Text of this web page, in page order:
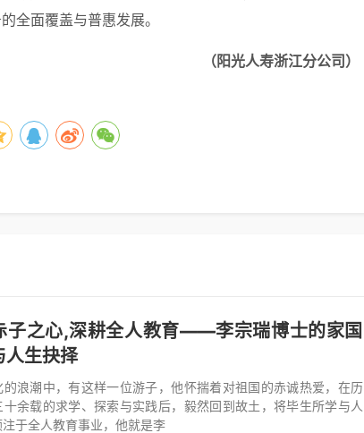
全面覆盖与普惠发展。
（阳光人寿浙江分公司）
子之心,深耕全人教育——李宗瑞博士的家国
人生抉择
的浪潮中，有这样一位游子，他怀揣着对祖国的赤诚热爱，在历
十余载的求学、探索与实践后，毅然回到故土，将毕生所学与人
于全人教育事业，他就是李